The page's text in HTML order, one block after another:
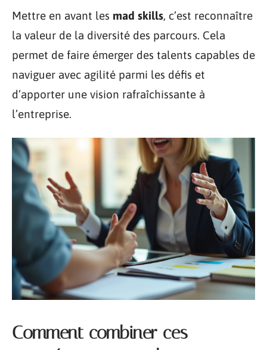
Mettre en avant les mad skills, c’est reconnaître
la valeur de la diversité des parcours. Cela
permet de faire émerger des talents capables de
naviguer avec agilité parmi les défis et
d’apporter une vision rafraîchissante à
l’entreprise.
Comment combiner ces